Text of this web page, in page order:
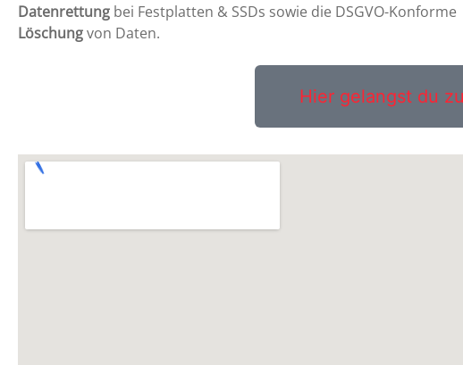
Datenrettung bei Festplatten & SSDs sowie die DSGVO-Konforme
Löschungvon Daten.
Hier gelangst du